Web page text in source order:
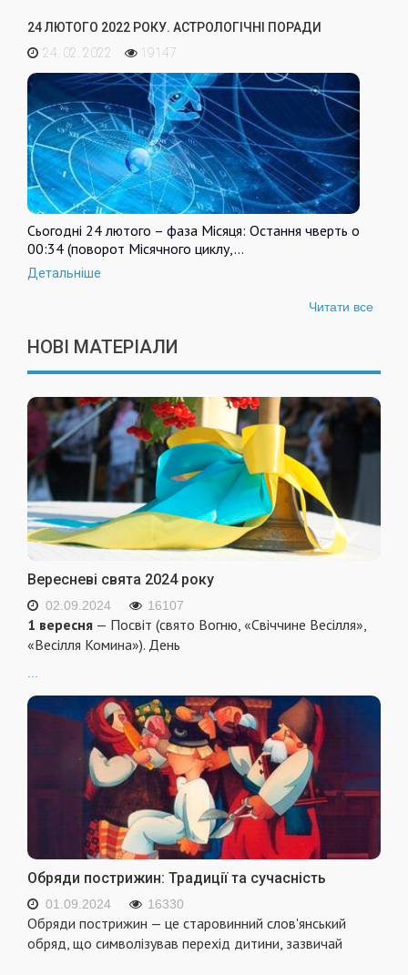
24 ЛЮТОГО 2022 РОКУ. АСТРОЛОГІЧНІ ПОРАДИ
24. 02. 2022
19147
Сьогодні 24 лютого – фаза Місяця: Остання чверть о
00:34 (поворот Місячного циклу,…
Детальніше
Читати все
НОВІ МАТЕРІАЛИ
Вересневі свята 2024 року
02.09.2024 16107
1 вересня — Посвіт (свято Вогню, «Свіччине Весілля»,
«Весілля Комина»). День
Обряди пострижин: Традиції та сучасність
01.09.2024 16330
Обряди пострижин — це старовинний слов'янський
обряд, що символізував перехід дитини, зазвичай